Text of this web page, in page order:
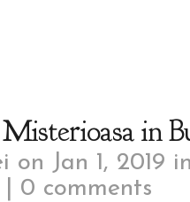
in
on Jan 1, 2019
0 comments